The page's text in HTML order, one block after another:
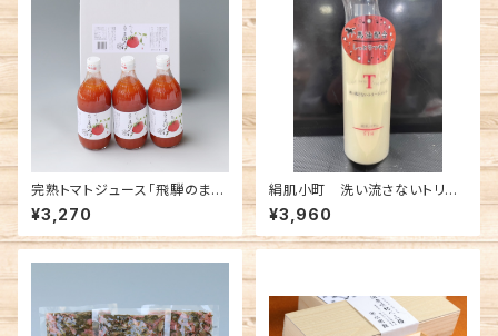
完熟トマトジュース「飛騨のまほ
ろば」500ml 6本入
¥3,270
絹肌小町 洗い流さないトリー
トメント １本
¥3,960